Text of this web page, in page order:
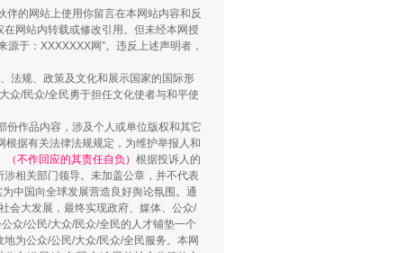
吞公款13万，颠沛流离20年
伴的网站上使用你留言在本网站内容和反
网站内转载或修改引用。但未经本网授
于：XXXXXXX网”。违反上述声明者，
法规、政策及文化和展示国家的国际形
众/民众/全民勇于担任文化使者与和平使
份作品内容，涉及个人或单位版权和其它
据有关法律法规规定，为维护举报人和
不作回应的其责任自负） 根据投诉人的
相关部门领导。未加盖公章，并不代表
中国向全球发展营造良好舆论氛围。通
会大发展，最终实现政府、媒体、公众/
众/公民/大众/民众/全民的人才铺垫一个
为公众/公民/大众/民众/全民服务。本网